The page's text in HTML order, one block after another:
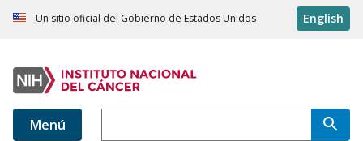
Un sitio oficial del Gobierno de Estados Unidos English
Menú